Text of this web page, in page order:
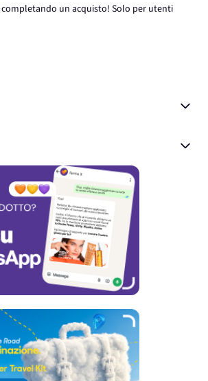
completando un acquisto! Solo per utenti